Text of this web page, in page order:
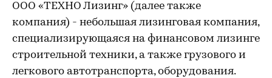
ООО «ТЕХНО Лизинг» (далее также
компания) - небольшая лизинговая компания,
специализирующаяся на финансовом лизинге
строительной техники, а также грузового и
легкового автотранспорта, оборудования.